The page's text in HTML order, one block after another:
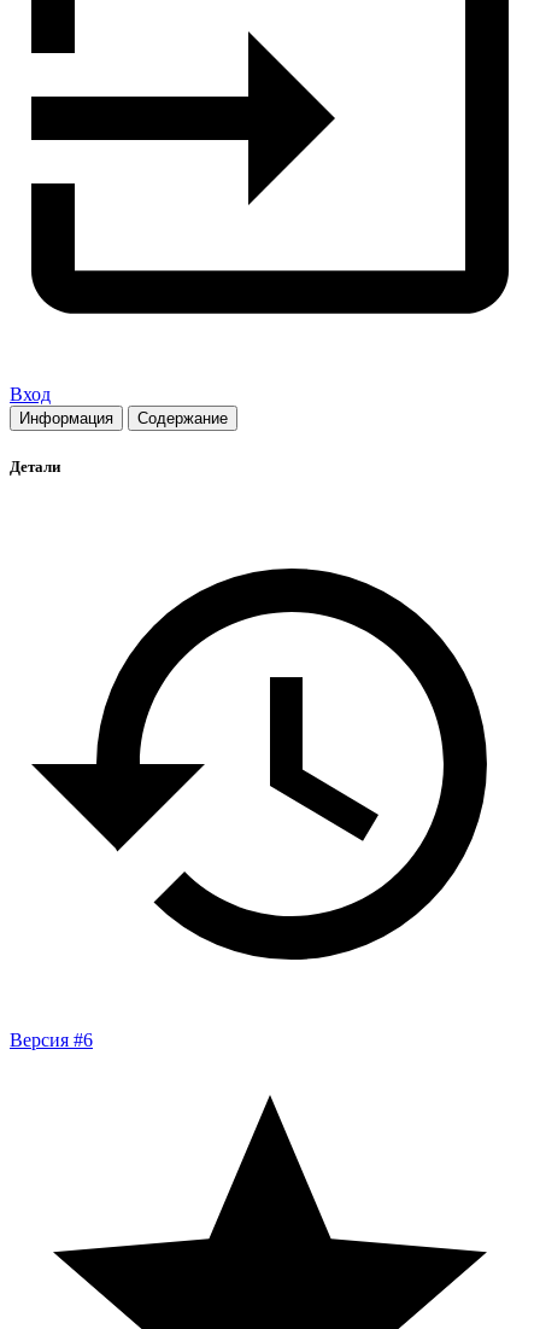
Вход
Информация Содержание
Детали
Версия #6